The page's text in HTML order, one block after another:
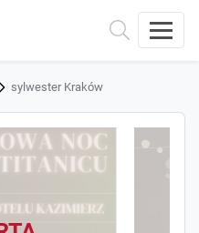
sylwester Kraków